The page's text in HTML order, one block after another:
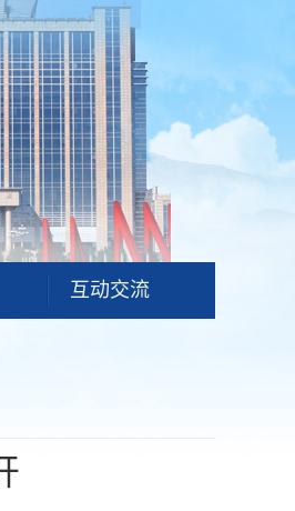
互动交流